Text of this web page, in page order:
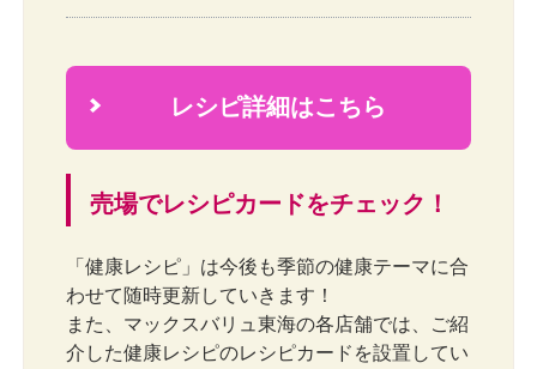
2 レシピ詳細はこちら
売場でレシピカードをチェック！
「健康レシピ」は今後も季節の健康テーマに合
わせて随時更新していきます！
また、マックスバリュ東海の各店舗では、ご紹
介した健康レシピのレシピカードを設置してい